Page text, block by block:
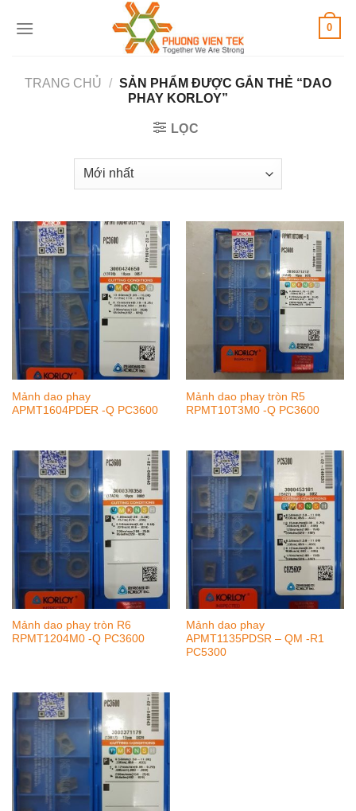
0
TRANG CHỦ / SẢN PHẨM ĐƯỢC GẮN THẺ “DAO
PHAY KORLOY”
LỌC
Mảnh dao phay
APMT1604PDER -Q PC3600
Mảnh dao phay tròn R5
RPMT10T3M0 -Q PC3600
Mảnh dao phay tròn R6
RPMT1204M0 -Q PC3600
Mảnh dao phay
APMT1135PDSR – QM -R1
PC5300